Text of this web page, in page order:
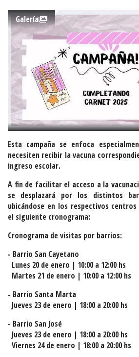
Galería
Esta campaña se enfoca
necesiten recibir la vacuna
ingreso escolar.
A fin de facilitar el acceso a la
se desplazará por los distintos
ubicándose en los respectivos
el siguiente cronograma:
Cronograma de visitas por barrios:
- Barrio San Cayetano
Lunes 20 de enero | 10:00 a 12:00 hs
Martes 21 de enero | 10:00 a 12:00 hs
- Barrio Santa Marta
Jueves 23 de enero | 18:00 a 20:00 hs
- Barrio San José
Jueves 23 de enero | 18:00 a 20:00 hs
Viernes 24 de enero | 18:00 a 20:00 hs